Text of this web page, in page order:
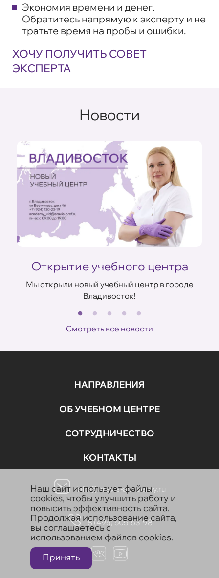
Экономия времени и денег.
Обратитесь напрямую к эксперту и не
тратьте время на пробы и ошибки.
ХОЧУ ПОЛУЧИТЬ СОВЕТ
ЭКСПЕРТА
Новости
Открытие учебного центра
Мы открыли новый учебный центр в городе
Владивосток!
Смотреть все новости
НАПРАВЛЕНИЯ
ОБ УЧЕБНОМ ЦЕНТРЕ
СОТРУДНИЧЕСТВО
КОНТАКТЫ
info@aravia-academy.ru
8 (495) 505-63-98
Наш сайт использует файлы
cookies, чтобы улучшить работу и
повысить эффективность сайта.
Продолжая использование сайта,
вы соглашаетесь с
использованием файлов cookies.
Принять